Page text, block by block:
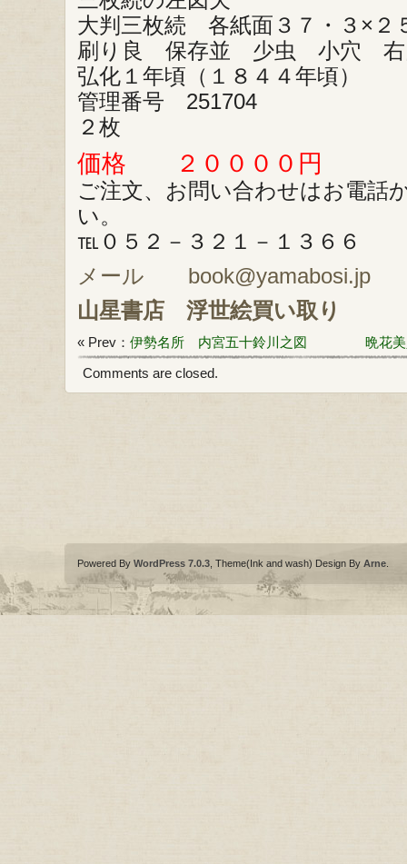
大判三枚続 各紙面３７・３×２
刷り良 保存並 少虫 小穴 右
弘化１年頃（１８４４年頃）
管理番号 251704
２枚
価格 ２００００円
ご注文、お問い合わせはお電話
い。
℡０５２－３２１－１３６６
メール book@yamabosi.jp
山星書店
浮世絵買い取り
« Prev： 伊勢名所 内宮五十鈴川之図
晩花
Comments are closed.
Powered By WordPress 7.0.3 , Theme(Ink and wash) Design By Arne